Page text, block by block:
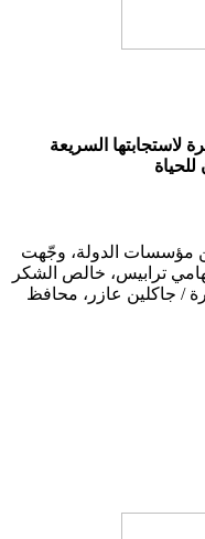
لاستجابتها السريعة
مؤسسات الدولة، وجّهت
ترابيس، خالص الشكر
/ جاكلين عازر، محافظ